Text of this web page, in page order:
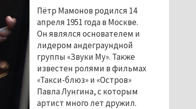
Пётр Мамонов родился 14
апреля 1951 года в Москве.
Он являлся основателем и
лидером андеграундной
группы «Звуки Му». Также
известен ролями в фильмах
«Такси-блюз» и «Остров»
Павла Лунгина, с которым
артист много лет дружил.